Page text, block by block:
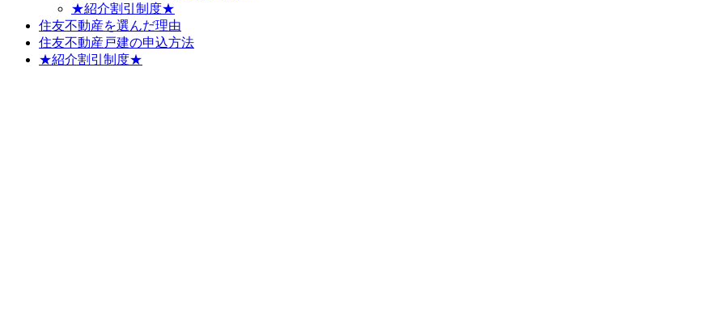
★紹介割引制度★
住友不動産を選んだ理由
住友不動産戸建の申込方法
★紹介割引制度★